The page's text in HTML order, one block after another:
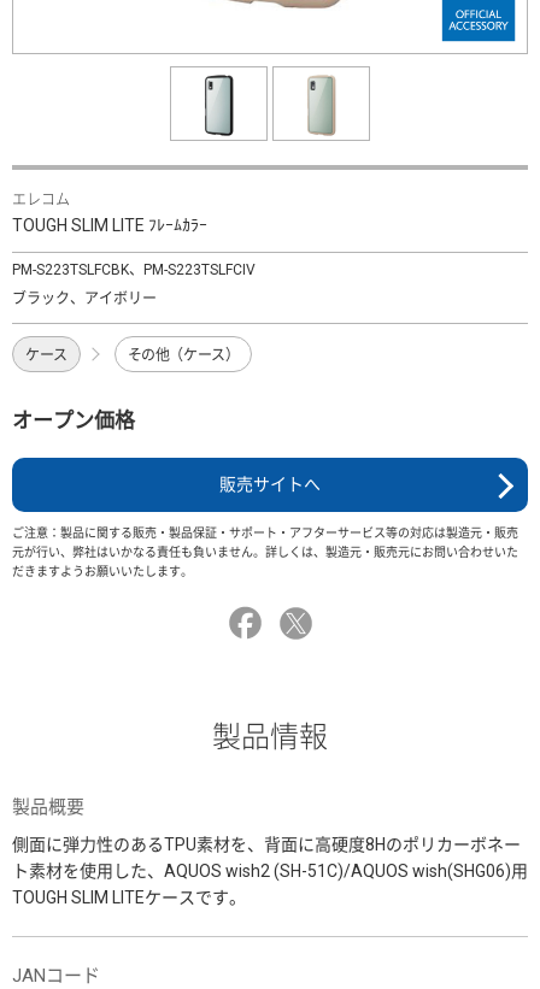
エレコム
TOUGH SLIM LITE ﾌﾚｰﾑｶﾗｰ
PM-S223TSLFCBK、PM-S223TSLFCIV
ブラック、アイボリー
ケース その他（ケース）
オープン価格
販売サイトへ
ご注意：製品に関する販売・製品保証・サポート・アフターサービス等の対応は製造元・販売
元が行い、弊社はいかなる責任も負いません。詳しくは、製造元・販売元にお問い合わせいた
だきますようお願いいたします。
製品情報
製品概要
側面に弾力性のあるTPU素材を、背面に高硬度8Hのポリカーボネー
ト素材を使用した、AQUOS wish2 (SH-51C)/AQUOS wish(SHG06)用
TOUGH SLIM LITEケースです。
JANコード